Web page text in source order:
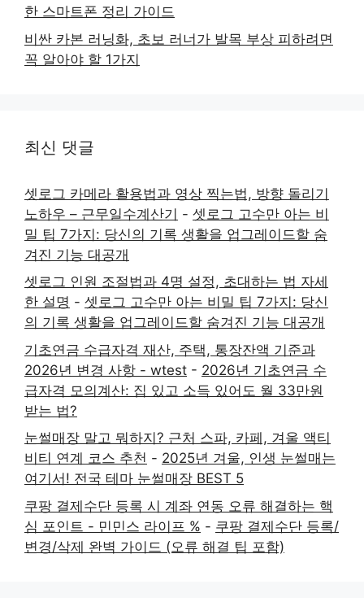
한 스마트폰 정리 가이드
비싼 카본 러닝화, 초보 러너가 발목 부상 피하려면
꼭 알아야 할 1가지
최신 댓글
셋로그 카메라 활용법과 영상 찍는법, 방향 돌리기
노하우 – 근무일수계산기 - 셋로그 고수만 아는 비
밀 팁 7가지: 당신의 기록 생활을 업그레이드할 숨
겨진 기능 대공개
셋로그 인원 조절법과 4명 설정, 초대하는 법 자세
한 설명 - 셋로그 고수만 아는 비밀 팁 7가지: 당신
의 기록 생활을 업그레이드할 숨겨진 기능 대공개
기초연금 수급자격 재산, 주택, 통장잔액 기준과
2026년 변경 사항 - wtest - 2026년 기초연금 수
급자격 모의계산: 집 있고 소득 있어도 월 33만원
받는 법?
눈썰매장 말고 뭐하지? 근처 스파, 카페, 겨울 액티
비티 연계 코스 추천 - 2025년 겨울, 인생 눈썰매는
여기서! 전국 테마 눈썰매장 BEST 5
쿠팡 결제수단 등록 시 계좌 연동 오류 해결하는 핵
심 포인트 - 민민스 라이프 % - 쿠팡 결제수단 등록/
변경/삭제 완벽 가이드 (오류 해결 팁 포함)